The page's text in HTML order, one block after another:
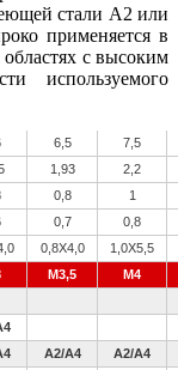
стали А2 или
применяется в
с высоким
используемого
6,5
7,5
1,93
2,2
0,8
1
0,7
0,8
0,8X4,0
1,0X5,5
M3,5
M4
A2/A4
A2/A4